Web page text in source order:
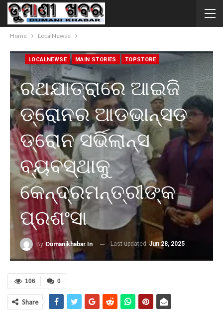
Home LocalNewse
LOCALNEWSE MAIN STORIES TOPSTORE
ରଥଯାତ୍ରାରେ ଆଇଜି
ଡ୍ରୋନର ଆଡଭାନ୍ସଡ
ଡ୍ରୋନ ସର୍ଭିଲାନ୍ସ
ବ୍ୟବସ୍ଥାକୁ
କେନ୍ଦ୍ରମନ୍ତ୍ରୀଙ୍କ
ପ୍ରଶଂସା
By Dumanikhabar.in Last updated Jun 28, 2025
0
106
Share